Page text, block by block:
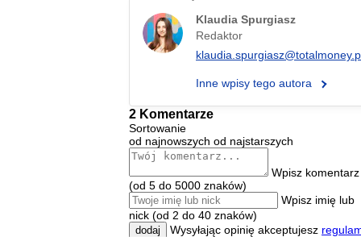
Klaudia Spurgiasz
Redaktor
Inne wpisy tego autora
2 Komentarze
Sortowanie
od najnowszych od najstarszych
Wpisz komentarz
(od 5 do 5000 znaków)
Wpisz imię lub
nick (od 2 do 40 znaków)
dodaj Wysyłając opinię akceptujesz